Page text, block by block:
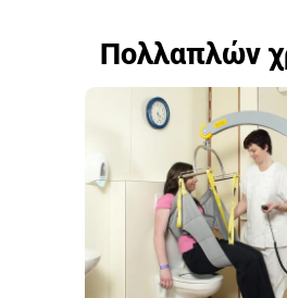
Πολλαπλών